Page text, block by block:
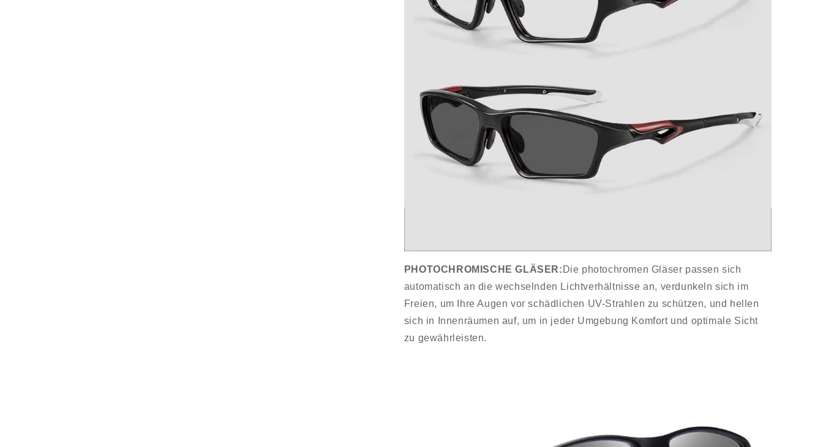
PHOTOCHROMISCHE GLÄSER: Die photochromen Gläser passen sich
automatisch an die wechselnden Lichtverhältnisse an, verdunkeln sich im
Freien, um Ihre Augen vor schädlichen UV-Strahlen zu schützen, und hellen
sich in Innenräumen auf, um in jeder Umgebung Komfort und optimale Sicht
zu gewährleisten.